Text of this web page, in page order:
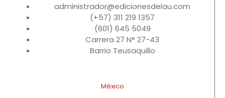
administrador@edicionesdelau.com
(+57) 311 219 1357
(601) 645 5049
Carrera 27 N° 27-43
Barrio Teusaquillo
México